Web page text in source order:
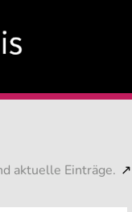
aktuelle Einträge.